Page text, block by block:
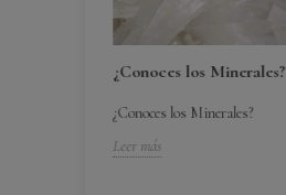
¿Conoces los Minerales?
¿Conoces los Minerales?
Leer más